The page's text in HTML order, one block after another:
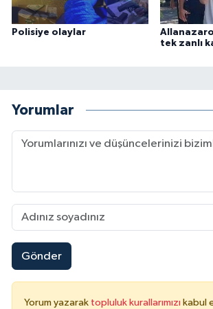
Polisiye olaylar
tek zanlı
Yorumlar
Gönder
Yorum yazarak topluluk kurallarımızı kabul